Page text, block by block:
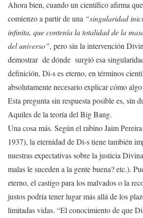
Ahora bien, cuando un científico afirma
comienzo a partir de una “singularidad
infinita, que contenía la totalidad de la
del universo”, pero sin la intervención
demostrar de dónde surgió esa
definición, Di-s es eterno, en términos
absolutamente necesario explicar cómo
Esta pregunta sin respuesta posible es, sin
Aquiles de la teoría del Big Bang.
Una cosa más. Según el rabino Jaim
1937), la eternidad de Di-s tiene también
nuestras expectativas sobre la justicia
malas le suceden a la gente buena? etc.).
eterno, el castigo para los malvados o la
justos podría tener lugar más allá de los
limitadas vidas. “El conocimiento de que